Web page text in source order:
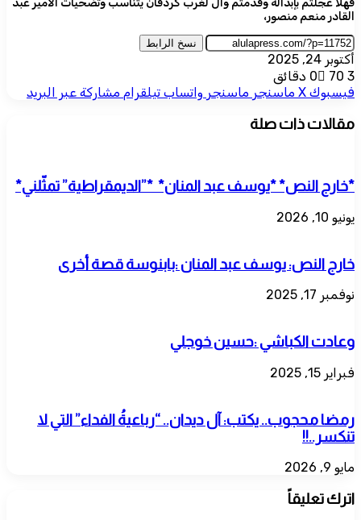
فهلا عجلتم بإبداله وقدمتم وال لغرب كردفان يتناسب وتضحيات الأمير عبد
القادر منعم منصور،
نسخ الرابط
أكتوبر 24, 2025
0
70 3 دقائق
فيسبوك ‫X ماسنجر ماسنجر واتساب تيلقرام مشاركة عبر البريد
مقالات ذات صلة
*خارج النص* *يوسف عبد المنان* *”الديمقراطية” تمثّلني*
يونيو 10, 2026
خارج النص: يوسف عبد المنان :بابنوسة قصة أخرى
نوفمبر 17, 2025
وعادت الكباشي :حسين خوجلي
فبراير 15, 2025
رمضا محجوب.. يكتب: ​آل ديدان.. “رباعيةُ الفداء” التي لا
تنكسر..!!
مايو 9, 2026
اترك تعليقاً